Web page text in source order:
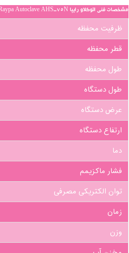
مشخصات فنی اتوکلاو رایپا Raypa Autoclave AHS-75N
ظرفیت محفظه
قطر محفظه
طول محفظه
طول دستگاه
عرض دستگاه
ارتفاع دستگاه
دما
فشار ماکزیمم
توان الکتریکی مصرفی
زمان
وزن